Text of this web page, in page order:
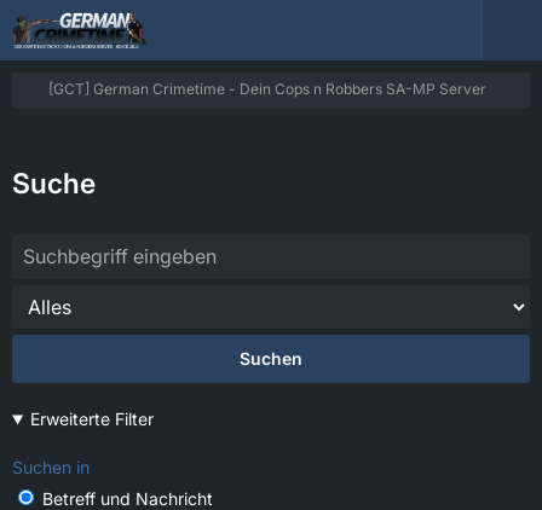
[GCT] German Crimetime - Dein Cops n Robbers SA-MP Server
Suche
Suchen
Erweiterte Filter
Suchen in
Betreff und Nachricht